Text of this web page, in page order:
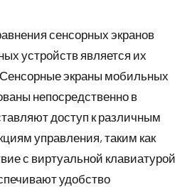
сенсорных экранов
устройств является их
экраны мобильных
непосредственно в
доступ к различным
управления, таким как
с виртуальной клавиатурой
удобство